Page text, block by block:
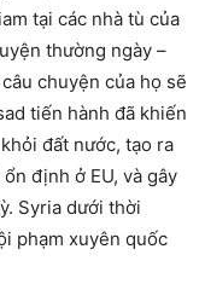
tại các nhà tù của
thường ngày –
chuyện của họ sẽ
tiến hành đã khiến
đất nước, tạo ra
định ở EU, và gây
Syria dưới thời
phạm xuyên quốc